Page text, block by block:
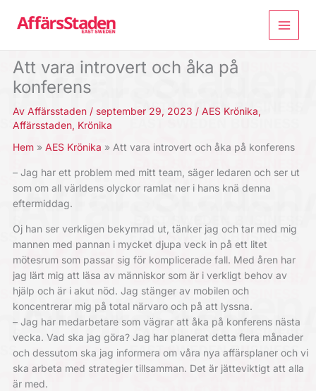
Att vara introvert och åka på
konferens
Av Affärsstaden / september 29, 2023 / AES Krönika,
Affärsstaden, Krönika
Hem
AES Krönika Att vara introvert och åka på konferens
– Jag har ett problem med mitt team, säger ledaren och ser ut
som om all ­världens olyckor ramlat ner i hans knä denna
eftermiddag.
Oj han ser verkligen bekymrad ut, tänker jag och tar med mig
mannen med pannan i mycket djupa veck in på ett litet
mötesrum som passar sig för ­komplicerade fall. Med åren har
jag lärt mig att läsa av människor som är i ­verkligt behov av
hjälp och är i akut nöd. Jag stänger av mobilen och
koncentrerar mig på total närvaro och på att lyssna.
– Jag har medarbetare som vägrar att åka på konferens nästa
vecka. Vad ska jag göra? Jag har planerat detta flera månader
och dessutom ska jag ­informera om våra nya affärsplaner och vi
ska arbeta med strategier tillsamman. Det är jätteviktigt att alla
är med.